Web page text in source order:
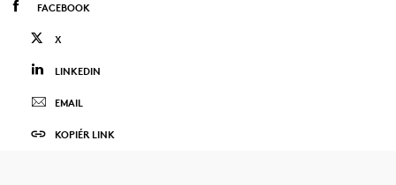
FACEBOOK
X
LINKEDIN
EMAIL
KOPIÉR LINK